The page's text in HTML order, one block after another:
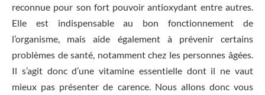
reconnue pour son fort pouvoir antioxydant entre autres.
Elle est indispensable au bon fonctionnement de
l’organisme, mais aide également à prévenir certains
problèmes de santé, notamment chez les personnes âgées.
Il s’agit donc d’une vitamine essentielle dont il ne vaut
mieux pas présenter de carence. Nous allons donc vous